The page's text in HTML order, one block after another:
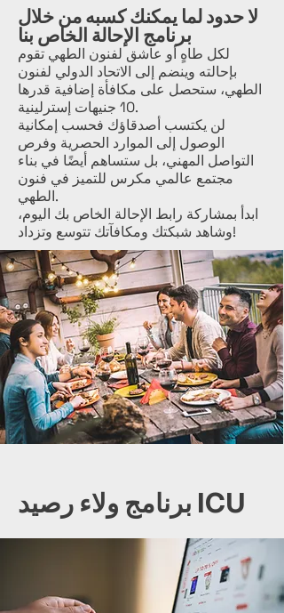
لا حدود لما يمكنك كسبه من خلال
برنامج الإحالة الخاص بنا
لكل طاهٍ أو عاشق لفنون الطهي تقوم
بإحالته وينضم إلى الاتحاد الدولي لفنون
الطهي، ستحصل على مكافأة إضافية قدرها
10 جنيهات إسترلينية.
لن يكتسب أصدقاؤك فحسب إمكانية
الوصول إلى الموارد الحصرية وفرص
التواصل المهني، بل ستساهم أيضًا في بناء
مجتمع عالمي مكرس للتميز في فنون
الطهي.
ابدأ بمشاركة رابط الإحالة الخاص بك اليوم،
وشاهد شبكتك ومكافآتك تتوسع وتزداد!
برنامج ولاء رصيد ICU